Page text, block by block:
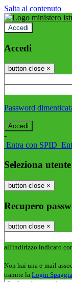
Salta al contenuto
Accedi
Accedi
button close ×
Password
-
Entra con SPID
Seleziona utente
button close ×
Recupero
button close ×
all'indirizzo indicato
Non hai una e-mail
tramite la Login